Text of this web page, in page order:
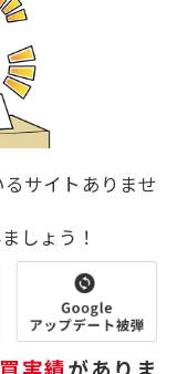
サイトありませ
しょう！
実績がありま